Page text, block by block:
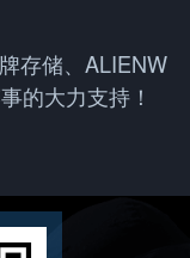
存储、ALIENW
的大力支持！